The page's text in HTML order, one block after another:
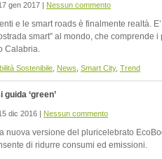
gen 2017 | Nessun commento
e le smart roads è finalmente realtà.
smart” al mondo, che comprende i
Calabria.
Sostenibile News Smart City, Trend
‘green’
dic 2016 | Nessun commento
nuova versione del pluricelebrato
di ridurre consumi ed emissioni.